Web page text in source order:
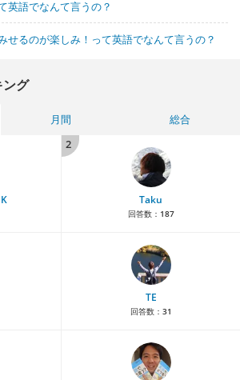
英語でなんて言うの？
せるのが楽しみ！って英語でなんて言うの？
ング
月間
総合
2
Taku
回答数： 187
TE
回答数： 31